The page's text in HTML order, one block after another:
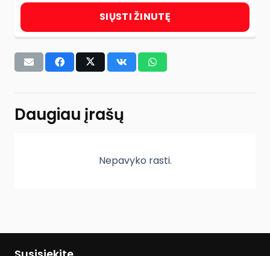
SIŲSTI ŽINUTĘ
Daugiau įrašų
Nepavyko rasti.